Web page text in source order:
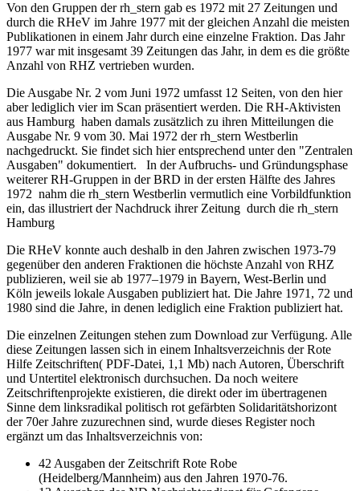
Von den Gruppen der rh_stern gab es 1972 mit 27 Zeitungen und
durch die RHeV im Jahre 1977 mit der gleichen Anzahl die meisten
Publikationen in einem Jahr durch eine einzelne Fraktion. Das Jahr
1977 war mit insgesamt 39 Zeitungen das Jahr, in dem es die größte
Anzahl von RHZ vertrieben wurden.
Die Ausgabe Nr. 2 vom Juni 1972 umfasst 12 Seiten, von den hier
aber lediglich vier im Scan präsentiert werden. Die RH-Aktivisten
aus Hamburg haben damals zusätzlich zu ihren Mitteilungen die
Ausgabe Nr. 9 vom 30. Mai 1972 der rh_stern Westberlin
nachgedruckt. Sie findet sich hier entsprechend unter den "Zentralen
Ausgaben" dokumentiert. In der Aufbruchs- und Gründungsphase
weiterer RH-Gruppen in der BRD in der ersten Hälfte des Jahres
1972 nahm die rh_stern Westberlin vermutlich eine Vorbildfunktion
ein, das illustriert der Nachdruck ihrer Zeitung durch die rh_stern
Hamburg
Die RHeV konnte auch deshalb in den Jahren zwischen 1973-79
gegenüber den anderen Fraktionen die höchste Anzahl von RHZ
publizieren, weil sie ab 1977–1979 in Bayern, West-Berlin und
Köln jeweils lokale Ausgaben publiziert hat. Die Jahre 1971, 72 und
1980 sind die Jahre, in denen lediglich eine Fraktion publiziert hat.
Die einzelnen Zeitungen stehen zum Download zur Verfügung. Alle
diese Zeitungen lassen sich in einem Inhaltsverzeichnis der Rote
Hilfe Zeitschriften( PDF-Datei, 1,1 Mb) nach Autoren, Überschrift
und Untertitel elektronisch durchsuchen. Da noch weitere
Zeitschriftenprojekte existieren, die direkt oder im übertragenen
Sinne dem linksradikal politisch rot gefärbten Solidaritätshorizont
der 70er Jahre zuzurechnen sind, wurde dieses Register noch
ergänzt um das Inhaltsverzeichnis von:
42 Ausgaben der Zeitschrift Rote Robe
(Heidelberg/Mannheim) aus den Jahren 1970-76.